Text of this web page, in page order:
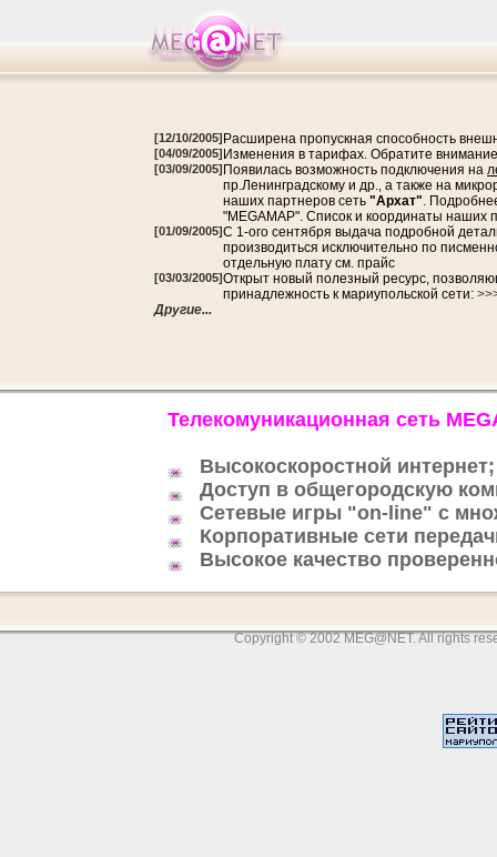
[12/10/2005] Расширена пропускная способность
[04/09/2005] Изменения в тарифах. Обратите
[03/09/2005] Появилась возможность подключения на
пр.Ленинградскому и др., а также на
наших партнеров сеть "Архат".
"MEGAMAP". Список и координаты
[01/09/2005]C 1-ого сентября выдача подробной
производиться исключительно по
отдельную плату см. прайс
[03/03/2005]Открыт новый полезный ресурс,
принадлежность к мариупольской сети:
Другие...
Телекомуникационная сеть
Высокоскоростной интернет;
Доступ в общегородскую
Сетевые игры "on-line" с
Корпоративные сети
Высокое качество
Copyright © 2002 MEG@NET. All rights